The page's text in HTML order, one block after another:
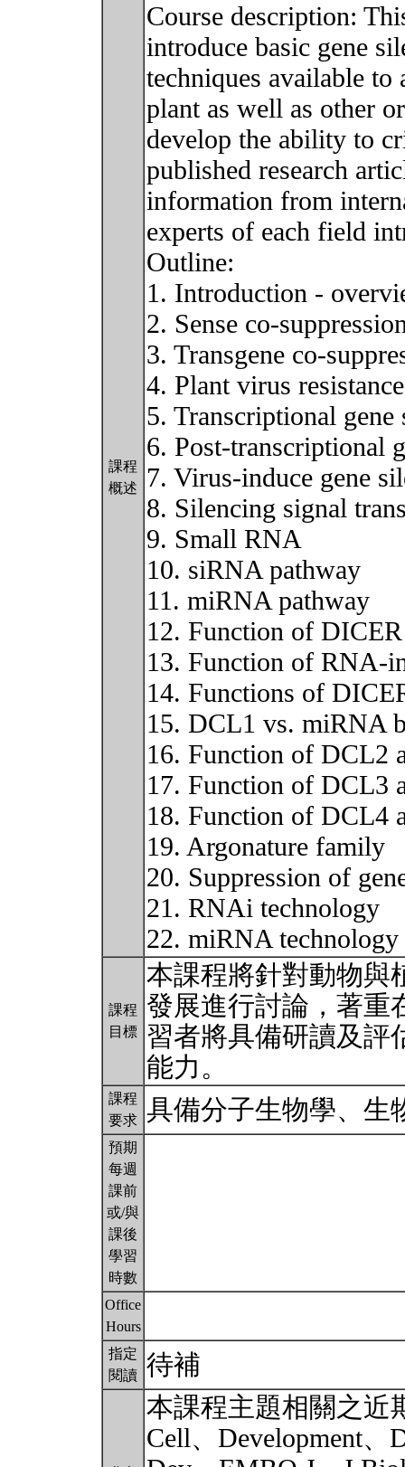
課程
概述
Course description:
introduce basic gene
techniques available to
plant as well as other
develop the ability to
published research
information from
experts of each field
Outline:
1. Introduction -
2. Sense co-
3. Transgene co-
4. Plant virus
5. Transcriptional
6. Post-transcriptional
7. Virus-induce gene
8. Silencing signal
9. Small RNA
10. siRNA pathway
11. miRNA pathway
12. Function of DICER
13. Function of RNA-
14. Functions of
15. DCL1 vs. miRNA
16. Function of DCL2
17. Function of DCL3
18. Function of DCL4
19. Argonature family
20. Suppression of
21. RNAi technology
22. miRNA technology
課程
目標
本課程將針對動物與
發展進行討論，著重
習者將具備研讀及評
能力。
課程
要求 具備分子生物學、
預期
每週
課前
或/與
課後
學習
時數
Office
Hours
指定
閱讀 待補
本課程主題相關之近
Cell、Development、